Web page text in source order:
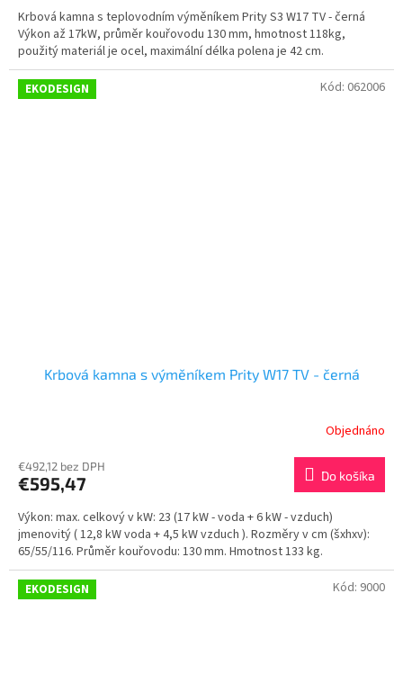
Krbová kamna s teplovodním výměníkem Prity S3 W17 TV - černá
Výkon až 17kW, průměr kouřovodu 130 mm, hmotnost 118kg,
použitý materiál je ocel, maximální délka polena je 42 cm.
EKODESIGN
Krbová kamna s výměníkem Prity W17 TV - černá
Objednáno
€492,12 bez DPH
€595,47 Do košíka
Výkon: max. celkový v kW: 23 (17 kW - voda + 6 kW - vzduch)
jmenovitý ( 12,8 kW voda + 4,5 kW vzduch ). Rozměry v cm (šxhxv):
65/55/116. Průměr kouřovodu: 130 mm. Hmotnost 133 kg.
Kód: 062006
EKODESIGN Kód: 9000